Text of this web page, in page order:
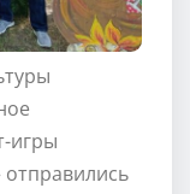
игры
отправились